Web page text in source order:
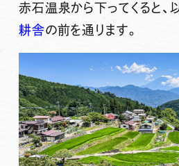
赤石温泉から下ってくると、
耕舎の前を通ります。